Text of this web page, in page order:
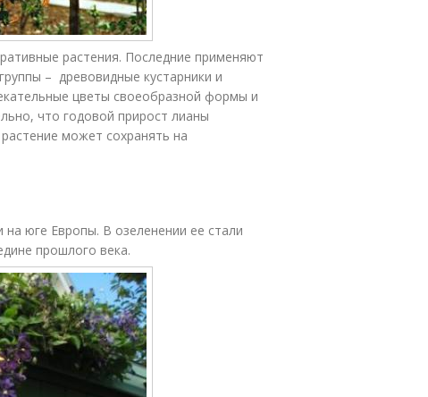
растения. Последние применяют
– древовидные кустарники и
цветы своеобразной формы и
что годовой прирост лианы
может сохранять на
юге Европы. В озеленении ее стали
прошлого века.